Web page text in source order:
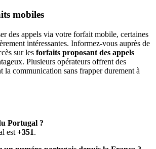
mobiles
des appels via votre forfait mobile, certaines
intéressantes. Informez-vous auprès de
sur les forfaits proposant des appels
Plusieurs opérateurs offrent des
la communication sans frapper durement à
Portugal ?
est +351.